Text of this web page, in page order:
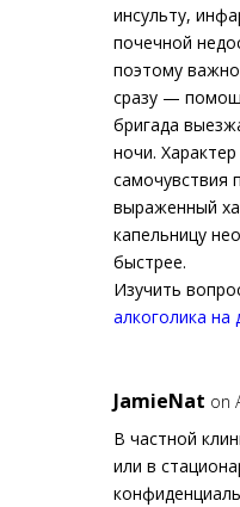
инсульту,
почечной
поэтому
сразу —
бригада
ночи.
самочувствия
выраженный
капельницу
быстрее.
Изучить
алкоголика на
JamieNat on
В частной
или в